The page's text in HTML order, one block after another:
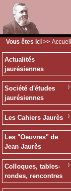
Vous êtes ici >> Accueil
Actualités
jaurésiennes
Société d'études
jaurésiennes
Les Cahiers Jaurès
Les "Oeuvres" de
Jean Jaurès
Colloques, tables-
rondes, rencontres